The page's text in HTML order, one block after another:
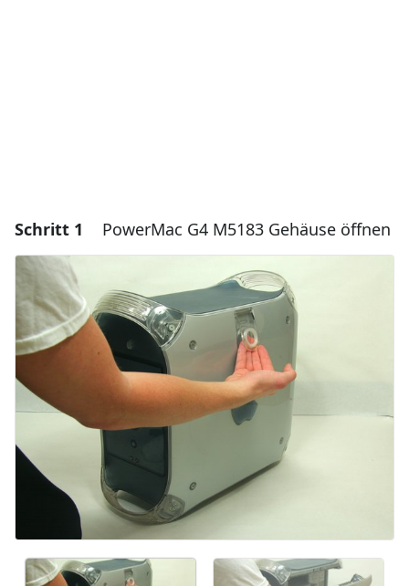
Schritt 1 PowerMac G4 M5183 Gehäuse öffnen